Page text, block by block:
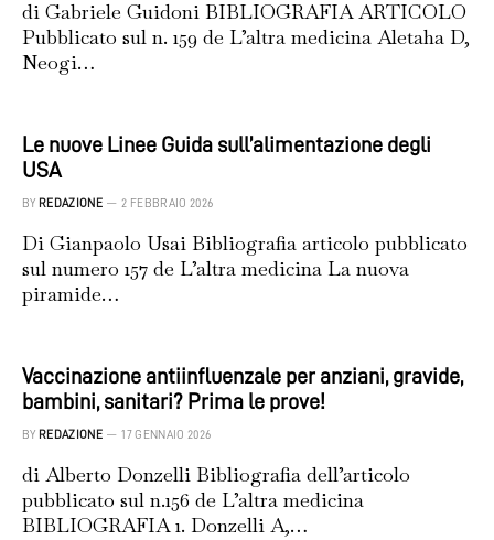
di Gabriele Guidoni BIBLIOGRAFIA ARTICOLO
Pubblicato sul n. 159 de L’altra medicina Aletaha D,
Neogi…
Le nuove Linee Guida sull’alimentazione degli
USA
BY REDAZIONE 2 FEBBRAIO 2026
Di Gianpaolo Usai Bibliografia articolo pubblicato
sul numero 157 de L’altra medicina La nuova
piramide…
Vaccinazione antiinfluenzale per anziani, gravide,
bambini, sanitari? Prima le prove!
BY REDAZIONE 17 GENNAIO 2026
di Alberto Donzelli Bibliografia dell’articolo
pubblicato sul n.156 de L’altra medicina
BIBLIOGRAFIA 1. Donzelli A,…